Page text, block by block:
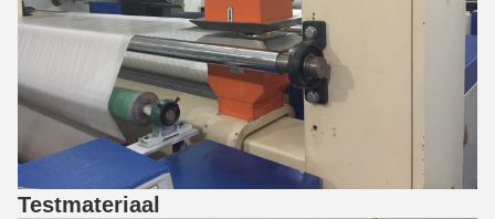
Testmateriaal